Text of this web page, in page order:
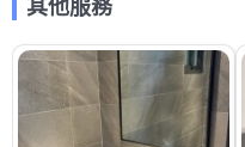
其他服務